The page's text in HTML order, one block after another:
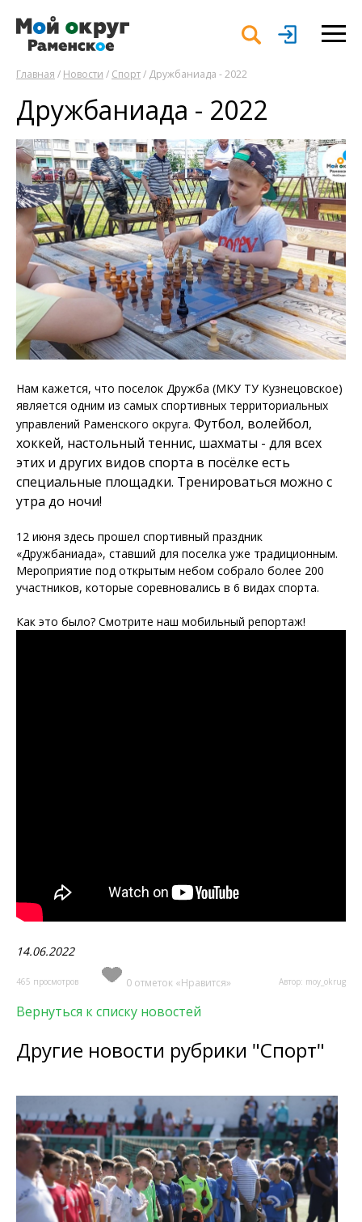
Главная / Новости / Спорт/ Дружбаниада - 2022
Дружбаниада - 2022
Нам кажется, что поселок Дружба (МКУ ТУ Кузнецовское)
является одним из самых спортивных территориальных
управлений Раменского округа. Футбол, волейбол,
хоккей, настольный теннис, шахматы - для всех
этих и других видов спорта в посёлке есть
специальные площадки. Тренироваться можно с
утра до ночи!
12 июня здесь прошел спортивный праздник
«Дружбаниада», ставший для поселка уже традиционным.
Мероприятие под открытым небом собрало более 200
участников, которые соревновались в 6 видах спорта.
Как это было? Смотрите наш мобильный репортаж!
14.06.2022
465 просмотров 0 отметок «Нравится» Автор: moy_okrug
Вернуться к списку новостей
Другие новости рубрики "Спорт"